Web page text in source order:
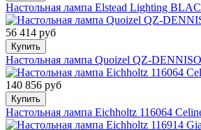
Настольная лампа Elstead Lighting
56 414 руб
Купить
Настольная лампа Quoizel QZ-
140 856 руб
Купить
Настольная лампа Eichholtz 116064